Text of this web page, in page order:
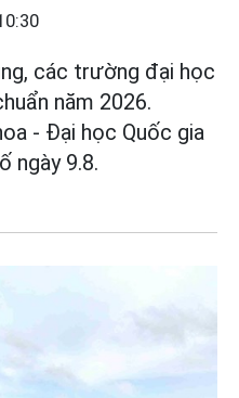
các trường đại học
năm 2026.
- Đại học Quốc gia
ngày 9.8.